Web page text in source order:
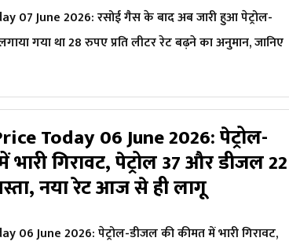
07 June 2026: रसोई गैस के बाद अब जारी हुआ पेट्रोल-
गया था 28 रुपए प्रति लीटर रेट बढ़ने का अनुमान, जानिए
Today 06 June 2026: पेट्रोल-
गिरावट, पेट्रोल 37 और डीजल 22
नया रेट आज से ही लागू
06 June 2026: पेट्रोल-डीजल की कीमत में भारी गिरावट,